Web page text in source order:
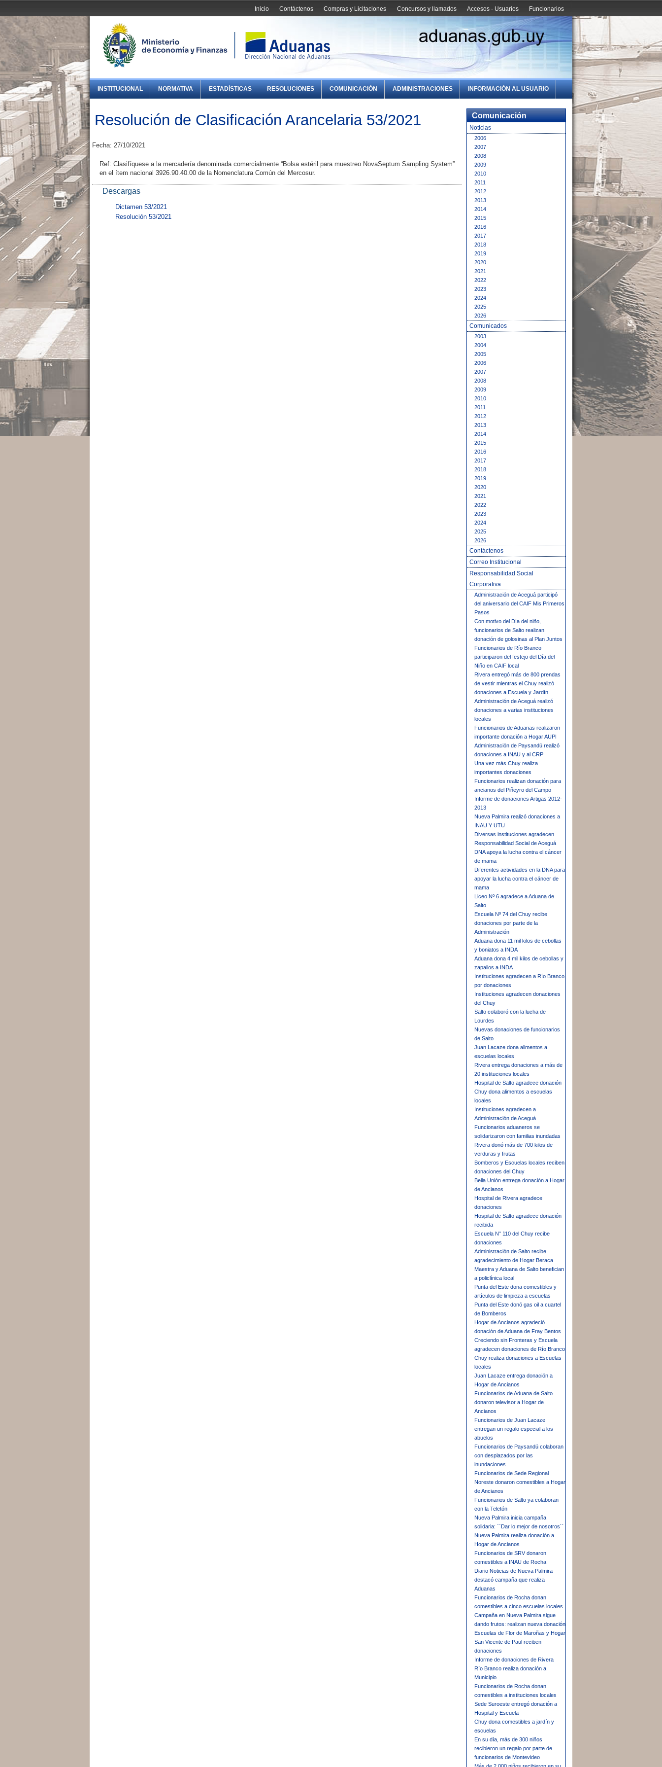
Funcionarios
Accesos - Usuarios
Concursos y llamados
Compras y Licitaciones
Contáctenos
Inicio
INSTITUCIONAL NORMATIVA ESTADÍSTICAS RESOLUCIONES COMUNICACIÓN ADMINISTRACIONES INFORMACIÓN AL USUARIO
Resolución de Clasificación Arancelaria 53/2021
Fecha: 27/10/2021
Ref: Clasifíquese a la mercadería denominada comercialmente “Bolsa estéril para muestreo NovaSeptum Sampling System”
en el ítem nacional 3926.90.40.00 de la Nomenclatura Común del Mercosur.
Descargas
Dictamen 53/2021
Resolución 53/2021
Comunicación
Noticias
2006
2007
2008
2009
2010
2011
2012
2013
2014
2015
2016
2017
2018
2019
2020
2021
2022
2023
2024
2025
2026
Comunicados
2003
2004
2005
2006
2007
2008
2009
2010
2011
2012
2013
2014
2015
2016
2017
2018
2019
2020
2021
2022
2023
2024
2025
2026
Contáctenos
Correo Institucional
Responsabilidad Social
Corporativa
Administración de Aceguá participó
del aniversario del CAIF Mis Primeros
Pasos
Con motivo del Día del niño,
funcionarios de Salto realizan
donación de golosinas al Plan Juntos
Funcionarios de Río Branco
participaron del festejo del Día del
Niño en CAIF local
Rivera entregó más de 800 prendas
de vestir mientras el Chuy realizó
donaciones a Escuela y Jardín
Administración de Aceguá realizó
donaciones a varias instituciones
locales
Funcionarios de Aduanas realizaron
importante donación a Hogar AUPI
Administración de Paysandú realizó
donaciones a INAU y al CRP
Una vez más Chuy realiza
importantes donaciones
Funcionarios realizan donación para
ancianos del Piñeyro del Campo
Informe de donaciones Artigas 2012-
2013
Nueva Palmira realizó donaciones a
INAU Y UTU
Diversas instituciones agradecen
Responsabilidad Social de Aceguá
DNA apoya la lucha contra el cáncer
de mama
Diferentes actividades en la DNA para
apoyar la lucha contra el cáncer de
mama
Liceo Nº 6 agradece a Aduana de
Salto
Escuela Nº 74 del Chuy recibe
donaciones por parte de la
Administración
Aduana dona 11 mil kilos de cebollas
y boniatos a INDA
Aduana dona 4 mil kilos de cebollas y
zapallos a INDA
Instituciones agradecen a Río Branco
por donaciones
Instituciones agradecen donaciones
del Chuy
Salto colaboró con la lucha de
Lourdes
Nuevas donaciones de funcionarios
de Salto
Juan Lacaze dona alimentos a
escuelas locales
Rivera entrega donaciones a más de
20 instituciones locales
Hospital de Salto agradece donación
Chuy dona alimentos a escuelas
locales
Instituciones agradecen a
Administración de Aceguá
Funcionarios aduaneros se
solidarizaron con familias inundadas
Rivera donó más de 700 kilos de
verduras y frutas
Bomberos y Escuelas locales reciben
donaciones del Chuy
Bella Unión entrega donación a Hogar
de Ancianos
Hospital de Rivera agradece
donaciones
Hospital de Salto agradece donación
recibida
Escuela N° 110 del Chuy recibe
donaciones
Administración de Salto recibe
agradecimiento de Hogar Beraca
Maestra y Aduana de Salto benefician
a policlínica local
Punta del Este dona comestibles y
artículos de limpieza a escuelas
Punta del Este donó gas oil a cuartel
de Bomberos
Hogar de Ancianos agradeció
donación de Aduana de Fray Bentos
Creciendo sin Fronteras y Escuela
agradecen donaciones de Río Branco
Chuy realiza donaciones a Escuelas
locales
Juan Lacaze entrega donación a
Hogar de Ancianos
Funcionarios de Aduana de Salto
donaron televisor a Hogar de
Ancianos
Funcionarios de Juan Lacaze
entregan un regalo especial a los
abuelos
Funcionarios de Paysandú colaboran
con desplazados por las
inundaciones
Funcionarios de Sede Regional
Noreste donaron comestibles a Hogar
de Ancianos
Funcionarios de Salto ya colaboran
con la Teletón
Nueva Palmira inicia campaña
solidaria: ``Dar lo mejor de nosotros´´
Nueva Palmira realiza donación a
Hogar de Ancianos
Funcionarios de SRV donaron
comestibles a INAU de Rocha
Diario Noticias de Nueva Palmira
destacó campaña que realiza
Aduanas
Funcionarios de Rocha donan
comestibles a cinco escuelas locales
Campaña en Nueva Palmira sigue
dando frutos: realizan nueva donación
Escuelas de Flor de Maroñas y Hogar
San Vicente de Paul reciben
donaciones
Informe de donaciones de Rivera
Río Branco realiza donación a
Municipio
Funcionarios de Rocha donan
comestibles a instituciones locales
Sede Suroeste entregó donación a
Hospital y Escuela
Chuy dona comestibles a jardín y
escuelas
En su día, más de 300 niños
recibieron un regalo por parte de
funcionarios de Montevideo